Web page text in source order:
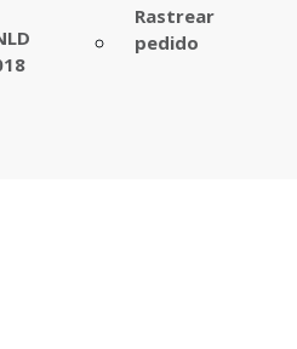
Rastrear
pedido